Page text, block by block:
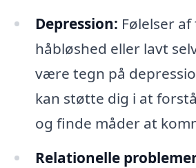
Depression: Følelser
håbløshed eller lavt
være tegn på
kan støtte dig i at
og finde måder at
Relationelle